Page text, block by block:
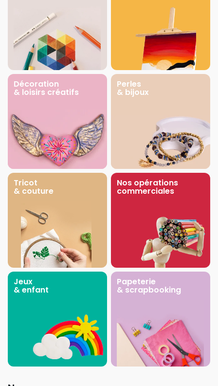
Décoration
& loisirs créatifs
Perles
& bijoux
Tricot
& couture
Nos opérations
commerciales
Jeux
& enfant
Papeterie
& scrapbooking